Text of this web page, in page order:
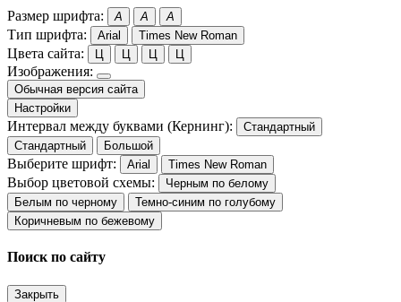
Размер шрифта: A A A
Тип шрифта: Arial Times New Roman
Цвета сайта: Ц Ц Ц Ц
Изображения:
Обычная версия сайта
Настройки
Интервал между буквами (Кернинг):
Стандартный
Стандартный
Большой
Выберите шрифт: Arial Times New Roman
Выбор цветовой схемы:
Черным по белому
Белым по черному
Темно-синим по голубому
Коричневым по бежевому
Поиск по сайту
Закрыть